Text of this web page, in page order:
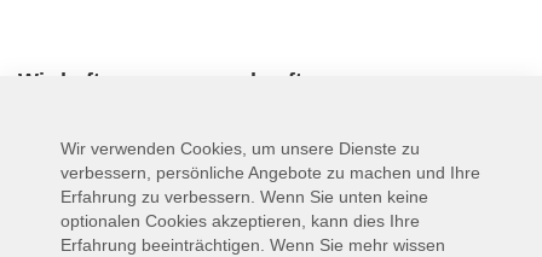
Wird oft zusammen gekauft:
Wir verwenden Cookies, um unsere Dienste zu
verbessern, persönliche Angebote zu machen und Ihre
Erfahrung zu verbessern. Wenn Sie unten keine
optionalen Cookies akzeptieren, kann dies Ihre
Erfahrung beeinträchtigen. Wenn Sie mehr wissen